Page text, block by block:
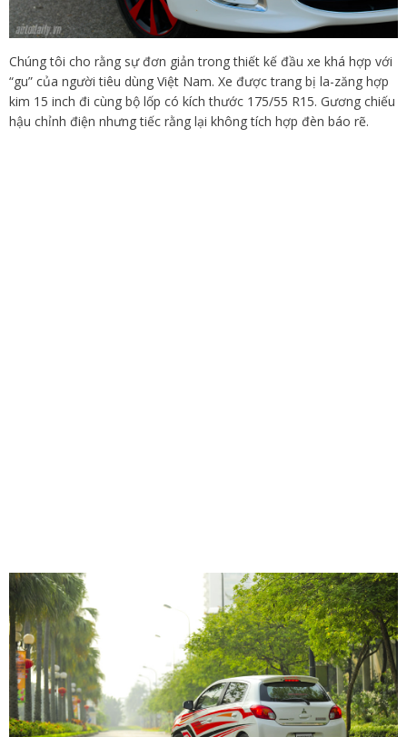
Chúng tôi cho rằng sự đơn giản trong thiết kế đầu xe khá hợp với
“gu” của người tiêu dùng Việt Nam. Xe được trang bị la-zăng hợp
kim 15 inch đi cùng bộ lốp có kích thước 175/55 R15. Gương chiếu
hậu chỉnh điện nhưng tiếc rằng lại không tích hợp đèn báo rẽ.